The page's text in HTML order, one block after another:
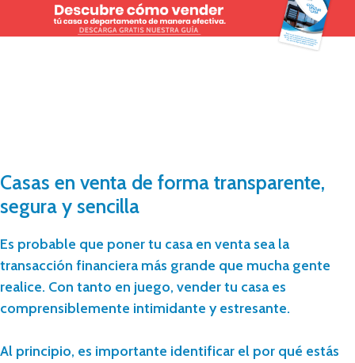
Casas en venta de forma transparente,
segura y sencilla
Es probable que poner tu casa en venta sea la
transacción financiera más grande que mucha gente
realice. Con tanto en juego, vender tu casa es
comprensiblemente intimidante y estresante.
Al principio, es importante identificar el por qué estás